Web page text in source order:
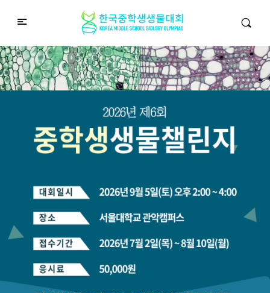
중학생생물챌린지
Middle School Korea Biology Olympiad
2026 대회 접수 안내